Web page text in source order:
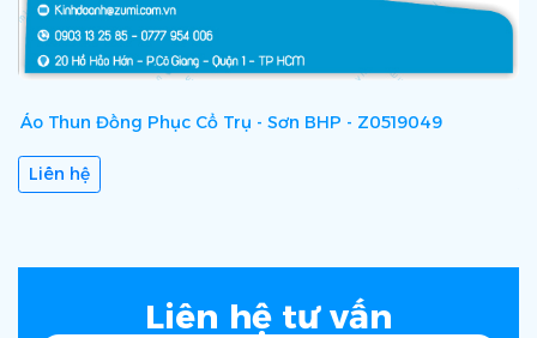
Áo Thun Đồng Phục Cổ Trụ - Sơn BHP - Z0519049
Liên hệ
Liên hệ tư vấn